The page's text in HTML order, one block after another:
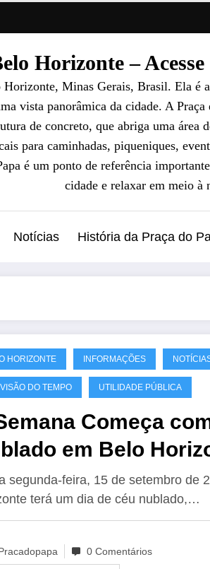
Horizonte –
Minas Gerais, Brasil. Ela é
vista panorâmica da cidade. A
de concreto, que abriga uma
para caminhadas, piqueniques,
é um ponto de referência
cidade e relaxar em meio à
Notícias História da Praça do
HORIZONTE INFORMAÇÕES
DO TEMPO UTILIDADE PÚBLICA
Começa
em Belo
segunda-feira, 15 de setembro de
terá um dia de céu nublado,…
0 Comentários